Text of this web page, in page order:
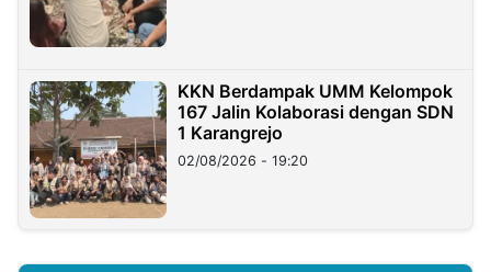
KKN Berdampak UMM Kelompok
167 Jalin Kolaborasi dengan SDN
1 Karangrejo
02/08/2026 - 19:20